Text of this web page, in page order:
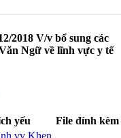
2018 V/v bổ sung các
Ngữ về lĩnh vực y tế
yếu File đính kèm
vv Khen